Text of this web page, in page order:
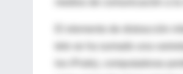
El elemento de distracción
tele se ha sumado una
los iPods), computadoras